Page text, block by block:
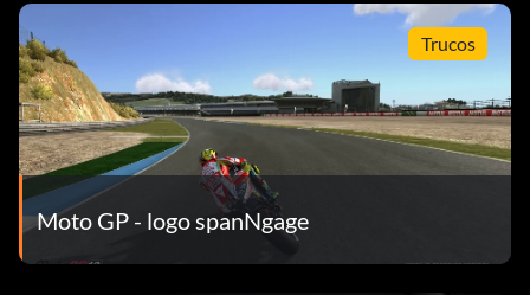
Trucos
Moto GP - logo spanNgage